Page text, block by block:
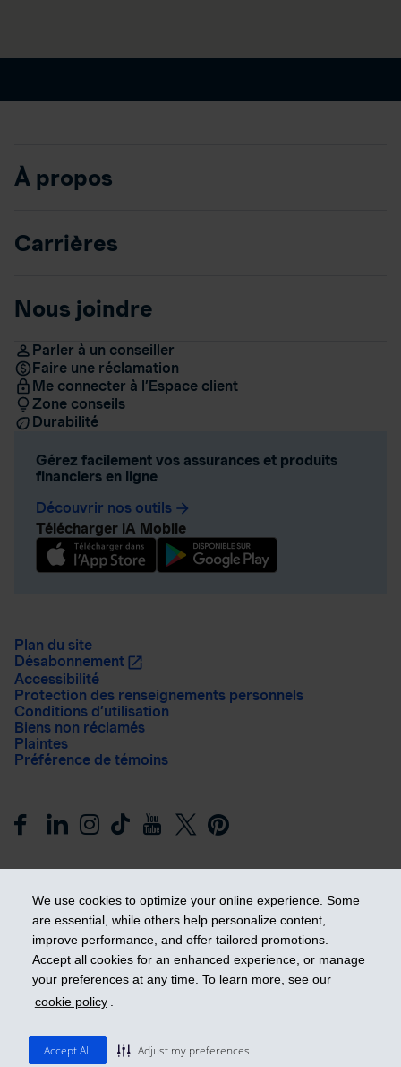
We use cookies to optimize your online experience. Some
are essential, while others help personalize content,
improve performance, and offer tailored promotions.
Accept all cookies for an enhanced experience, or manage
your preferences at any time. To learn more, see our
cookie policy .
Accept All Adjust my preferences
À propos
Carrières
Nous joindre
Parler à un conseiller
Faire une réclamation
Me connecter à l’Espace client
Zone conseils
Durabilité
Gérez facilement vos assurances et produits
financiers en ligne
Découvrir nos outils arrow_forward
Télécharger iA Mobile
Plan du site
Désabonnement
Accessibilité
Protection des renseignements personnels
Conditions d’utilisation
Biens non réclamés
Plaintes
Préférence de témoins
Prendre les devants